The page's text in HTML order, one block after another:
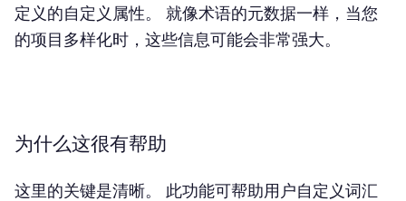
定义的自定义属性。 就像术语的元数据一样，当您
的项目多样化时，这些信息可能会非常强大。
为什么这很有帮助
这里的关键是清晰。 此功能可帮助用户自定义词汇